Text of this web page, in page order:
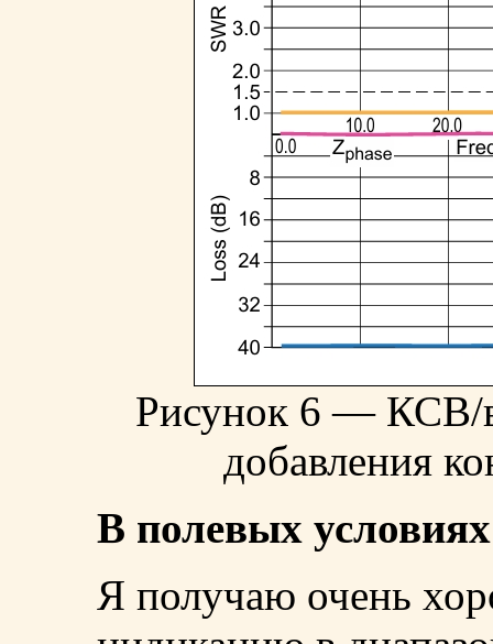
Рисунок 6 — КСВ/
добавления
В полевых условиях
Я получаю очень